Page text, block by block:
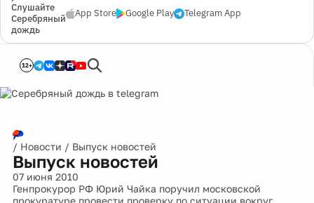
Слушайте
Серебряный
дождь
App Store Google Play Telegram App
12+
/ Новости / Выпуск новостей
Выпуск новостей
07 июня 2010
Генпрокурор РФ Юрий Чайка поручил московской